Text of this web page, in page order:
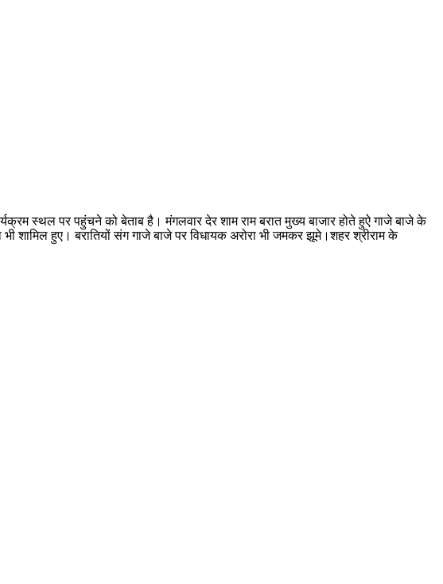
स्थल पर पहुंचने को बेताब है। मंगलवार देर शाम राम बरात मुख्य बाजार होते हुऐ गाजे बाजे के
शामिल हुए। बरातियों संग गाजे बाजे पर विधायक अरोरा भी जमकर झूमे।शहर श्रीराम के